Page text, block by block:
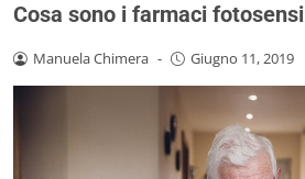
Cosa sono i farmaci
Manuela Chimera - Giugno 11, 2019